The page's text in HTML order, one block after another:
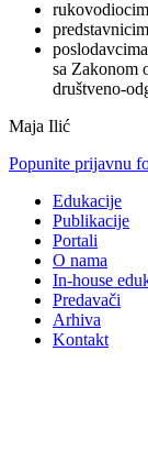
sa Zakonom
društveno-
Maja Ilić
Popunite prijavnu
Edukacije
Publikacije
Portali
O nama
In-house
Predavači
Arhiva
Kontakt